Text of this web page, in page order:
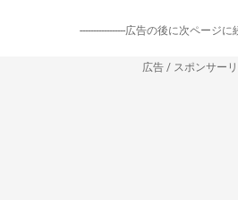
-----------------広告の後に次ページに
広告 / スポンサー